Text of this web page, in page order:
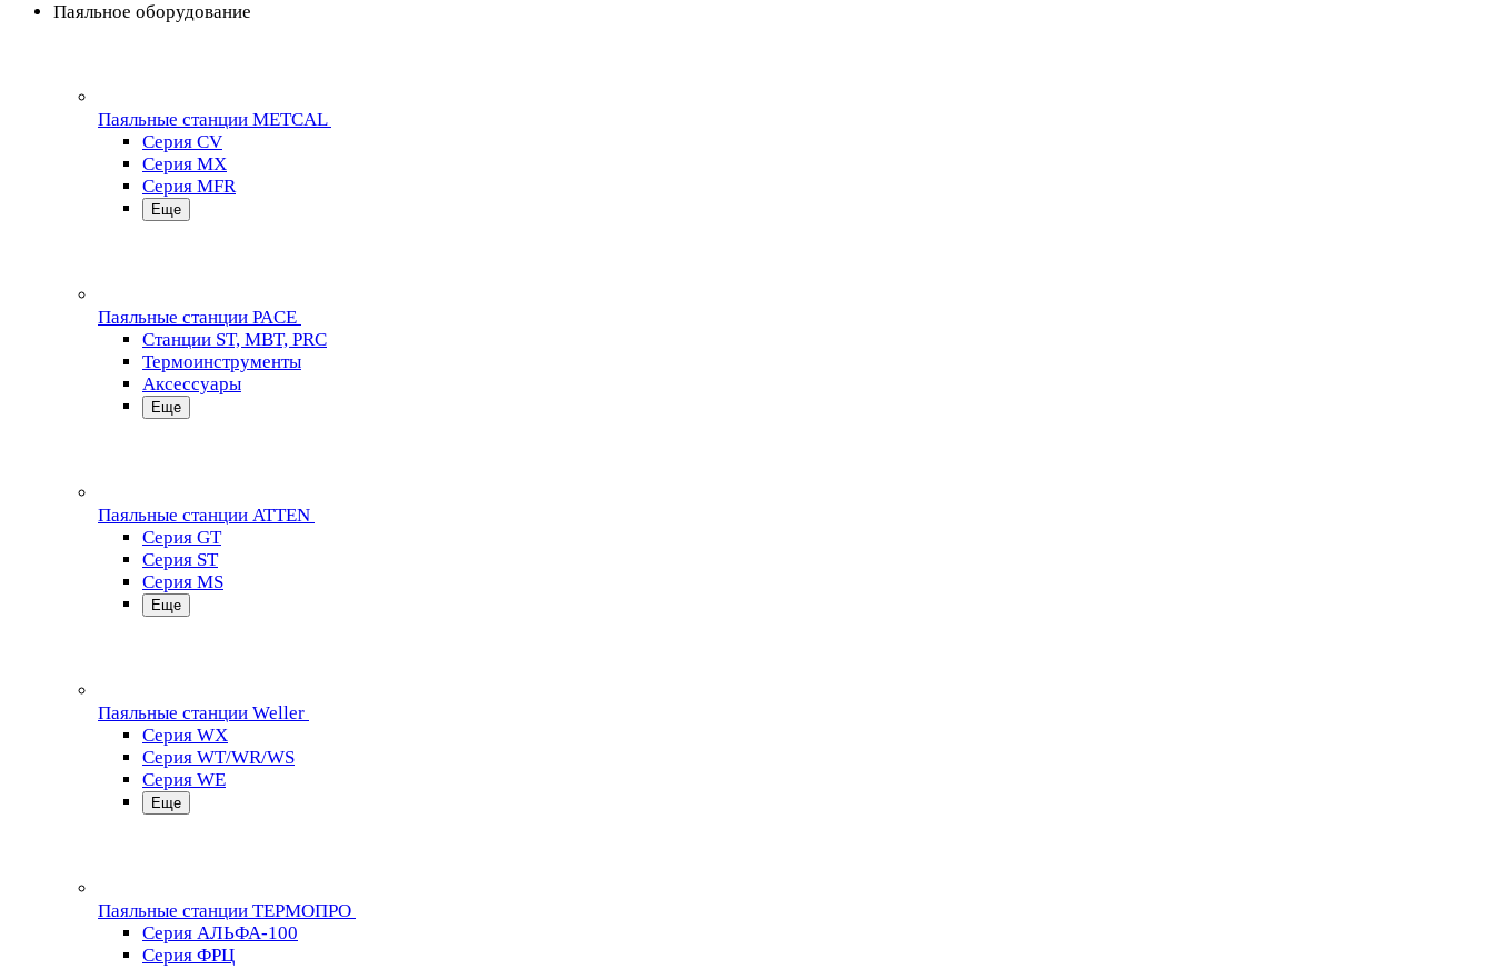
Паяльное оборудование
Паяльные станции METCAL
Серия CV
Серия MX
Серия MFR
Еще
Паяльные станции PACE
Станции ST, MBT, PRC
Термоинструменты
Аксессуары
Еще
Паяльные станции ATTEN
Серия GT
Серия ST
Серия MS
Еще
Паяльные станции Weller
Серия WX
Серия WT/WR/WS
Серия WE
Еще
Паяльные станции ТЕРМОПРО
Серия АЛЬФА-100
Серия ФРЦ